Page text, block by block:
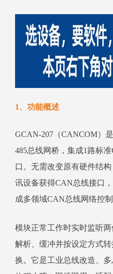
1、功能概述
GCAN-207（CANCOM）
485总线网桥，集成1路标
口。无需改变原有硬件结构
讯设备获得CAN总线接口
成多领域CAN总线网络控制
模块正常工作时实时监听
解析、缓冲并按设定方式
换。它是工业总线改造、